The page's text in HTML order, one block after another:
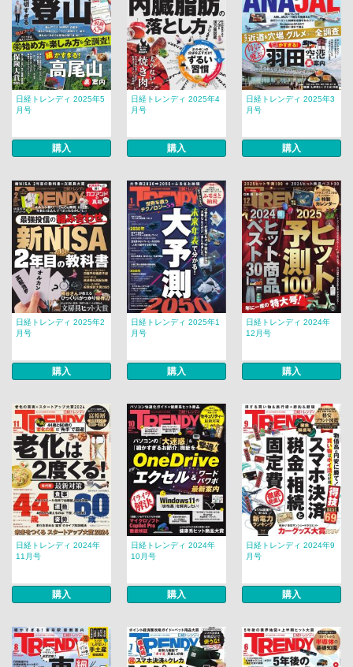
日経トレンディ 2025年5
月号
購入
日経トレンディ 2025年4
月号
購入
日経トレンディ 2025年3
月号
購入
日経トレンディ 2025年2
月号
購入
日経トレンディ 2025年1
月号
購入
日経トレンディ 2024年
12月号
購入
日経トレンディ 2024年
11月号
購入
日経トレンディ 2024年
10月号
購入
日経トレンディ 2024年9
月号
購入